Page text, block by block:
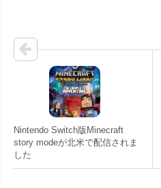
Nintendo Switch版Minecraft
story modeが北米で配信されま
した